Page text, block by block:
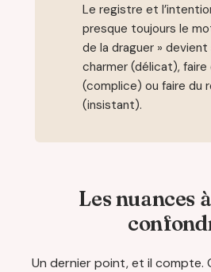
Le registre et
presque toujours le
de la draguer »
charmer (délicat), faire
(complice) ou faire du
(insistant).
Les nuances
Un dernier point, et il compte.